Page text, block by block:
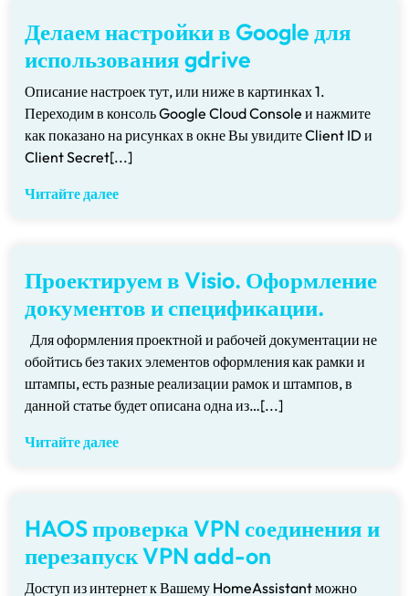
Делаем настройки в Google для
использования gdrive
Описание настроек тут, или ниже в картинках 1.
Переходим в консоль Google Cloud Console и нажмите
как показано на рисунках в окне Вы увидите Client ID и
Client Secret[...]
Читайте далее
Проектируем в Visio. Оформление
документов и спецификации.
Для оформления проектной и рабочей документации не
обойтись без таких элементов оформления как рамки и
штампы, есть разные реализации рамок и штампов, в
данной статье будет описана одна из…[...]
Читайте далее
HAOS проверка VPN соединения и
перезапуск VPN add-on
Доступ из интернет к Вашему HomeAssistant можно